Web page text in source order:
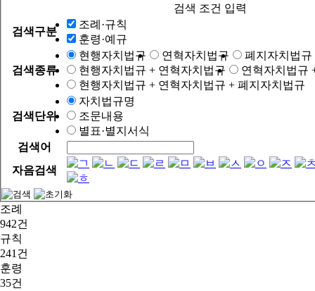
검색 조건 입력
검색구분
조례·규칙
훈령·예규
검색종류
현행자치법규 연혁자치법규
폐지자치법규
현행자치법규 + 연혁자치법규
연혁자치법규
현행자치법규 + 연혁자치법규 + 폐지자치법규
검색단위
자치법규명
조문내용
별표·별지서식
검색어
자음검색
조례
942건
규칙
241건
훈령
35건